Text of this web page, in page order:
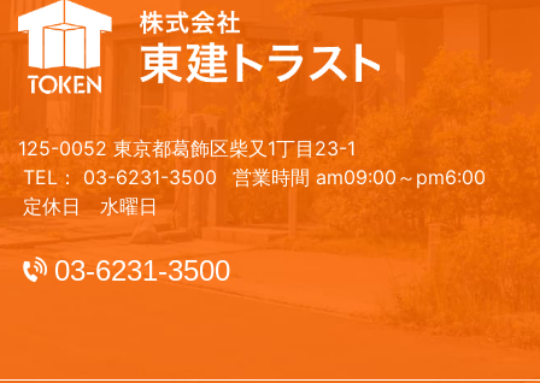
125-0052 東京都葛飾区柴又1丁目23-1
TEL： 03-6231-3500
営業時間 am09:00～pm6:00
定休日 水曜日
03-6231-3500